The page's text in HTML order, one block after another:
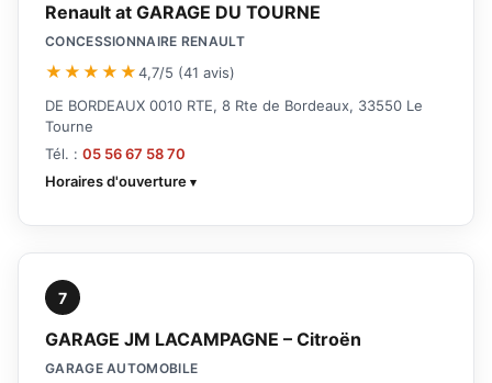
Renault at GARAGE DU TOURNE
CONCESSIONNAIRE RENAULT
★★★★★4,7/5 (41 avis)
DE BORDEAUX 0010 RTE, 8 Rte de Bordeaux, 33550 Le
Tourne
Tél. : 05 56 67 58 70
Horaires d'ouverture
7
GARAGE JM LACAMPAGNE – Citroën
GARAGE AUTOMOBILE